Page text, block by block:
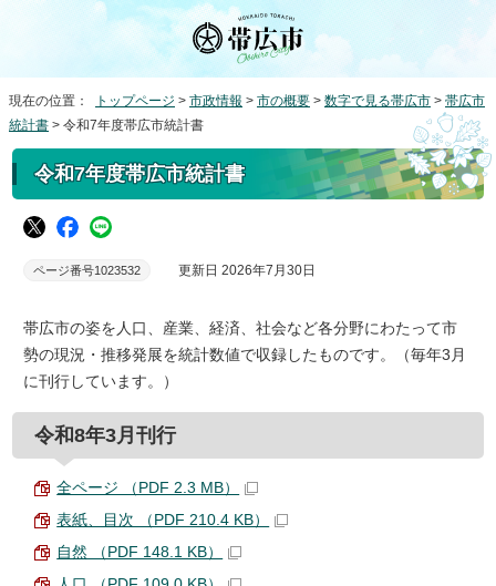
現在の位置： トップページ > 市政情報 > 市の概要 > 数字で見る帯広市 > 帯広市
統計書 > 令和7年度帯広市統計書
令和7年度帯広市統計書
ページ番号1023532 更新日 2026年7月30日
帯広市の姿を人口、産業、経済、社会など各分野にわたって市
勢の現況・推移発展を統計数値で収録したものです。（毎年3月
に刊行しています。）
令和8年3月刊行
全ページ （PDF 2.3 MB）
表紙、目次 （PDF 210.4 KB）
自然 （PDF 148.1 KB）